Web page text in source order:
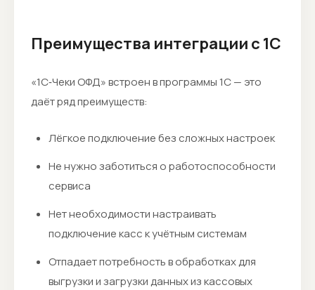
Преимущества интеграции с 1С
«1С‑Чеки ОФД» встроен в программы 1С — это
даёт ряд преимуществ:
Лёгкое подключение без сложных настроек
Не нужно заботиться о работоспособности
сервиса
Нет необходимости настраивать
подключение касс к учётным системам
Отпадает потребность в обработках для
выгрузки и загрузки данных из кассовых